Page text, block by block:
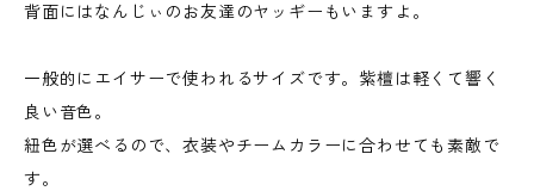
背面にはなんじぃのお友達のヤッギーもいますよ。
一般的にエイサーで使われるサイズです。紫檀は軽くて響く
良い音色。
紐色が選べるので、衣装やチームカラーに合わせても素敵で
す。